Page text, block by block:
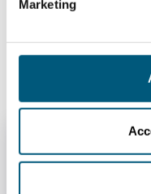
Marketing
del lentischio o del
a dare un gusto